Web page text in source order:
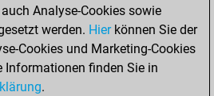
of 40
Fritz
You
a new Elo
Analyse-Cookies sowie
werden. Hierkönnen Sie der
Cookies und Marketing-Cookies
Informationen finden Sie in
.